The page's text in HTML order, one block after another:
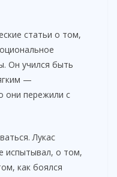
статьи о том,
Он учился быть
—
они пережили с
Лукас
испытывал, о том,
как боялся